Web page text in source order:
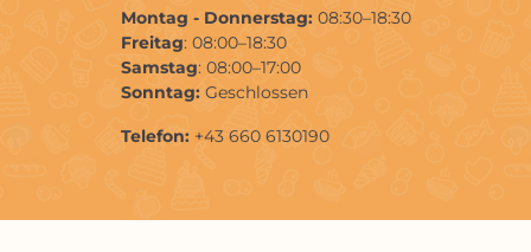
Montag - Donnerstag: 08:30–18:30
Freitag: 08:00–18:30
Samstag: 08:00–17:00
Sonntag: Geschlossen
Telefon: +43 660 6130190